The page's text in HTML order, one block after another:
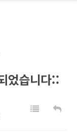
었습니다::